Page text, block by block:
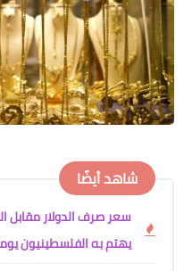
شاهد أيضًا
سعر صرف الدولار مقابل
يهتم به الفلسطينيون